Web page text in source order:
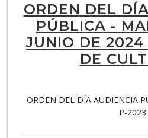
ORDEN DEL
PÚBLICA -
JUNIO DE 2024
DE
ORDEN DEL DÍA AUDIENCIA
P-2023